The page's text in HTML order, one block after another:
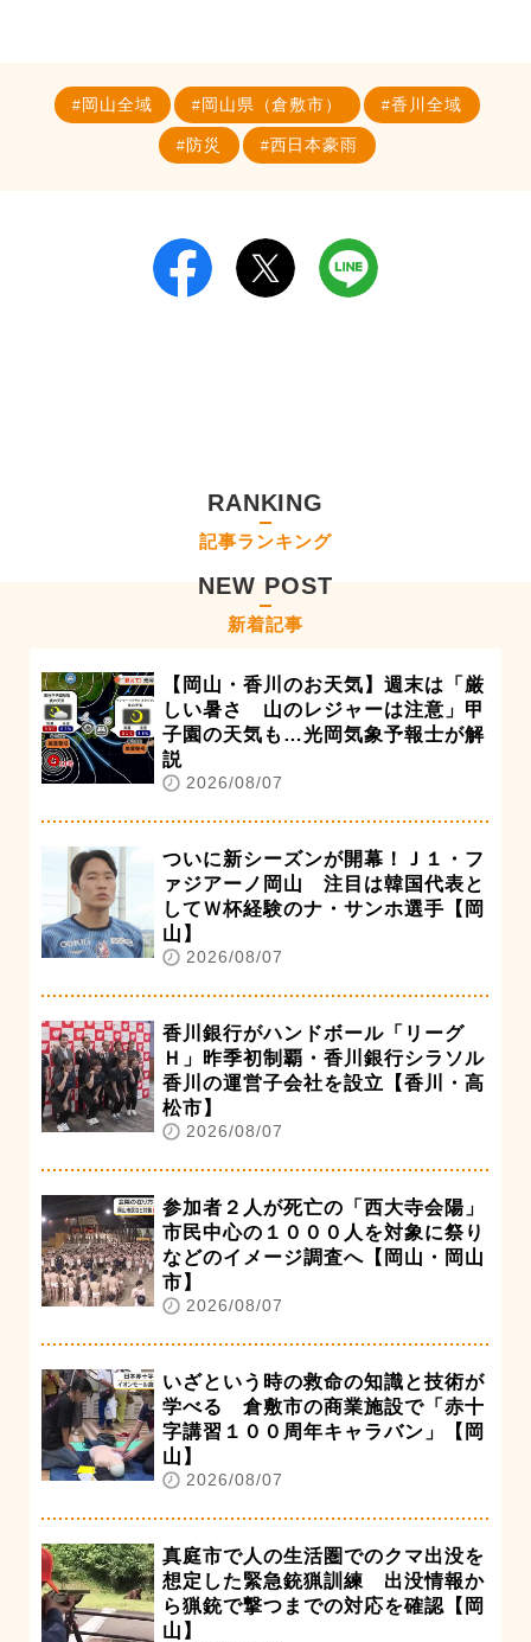
岡山全域 岡山県（倉敷市） 香川全域
防災 西日本豪雨
RANKING
記事ランキング
NEW POST
新着記事
【岡山・香川のお天気】週末は「厳
しい暑さ 山のレジャーは注意」甲
子園の天気も…光岡気象予報士が解
説
2026/08/07
ついに新シーズンが開幕！Ｊ１・フ
ァジアーノ岡山 注目は韓国代表と
してＷ杯経験のナ・サンホ選手【岡
山】
2026/08/07
香川銀行がハンドボール「リーグ
Ｈ」昨季初制覇・香川銀行シラソル
香川の運営子会社を設立【香川・高
松市】
2026/08/07
参加者２人が死亡の「西大寺会陽」
市民中心の１０００人を対象に祭り
などのイメージ調査へ【岡山・岡山
市】
2026/08/07
いざという時の救命の知識と技術が
学べる 倉敷市の商業施設で「赤十
字講習１００周年キャラバン」【岡
山】
2026/08/07
真庭市で人の生活圏でのクマ出没を
想定した緊急銃猟訓練 出没情報か
ら猟銃で撃つまでの対応を確認【岡
山】